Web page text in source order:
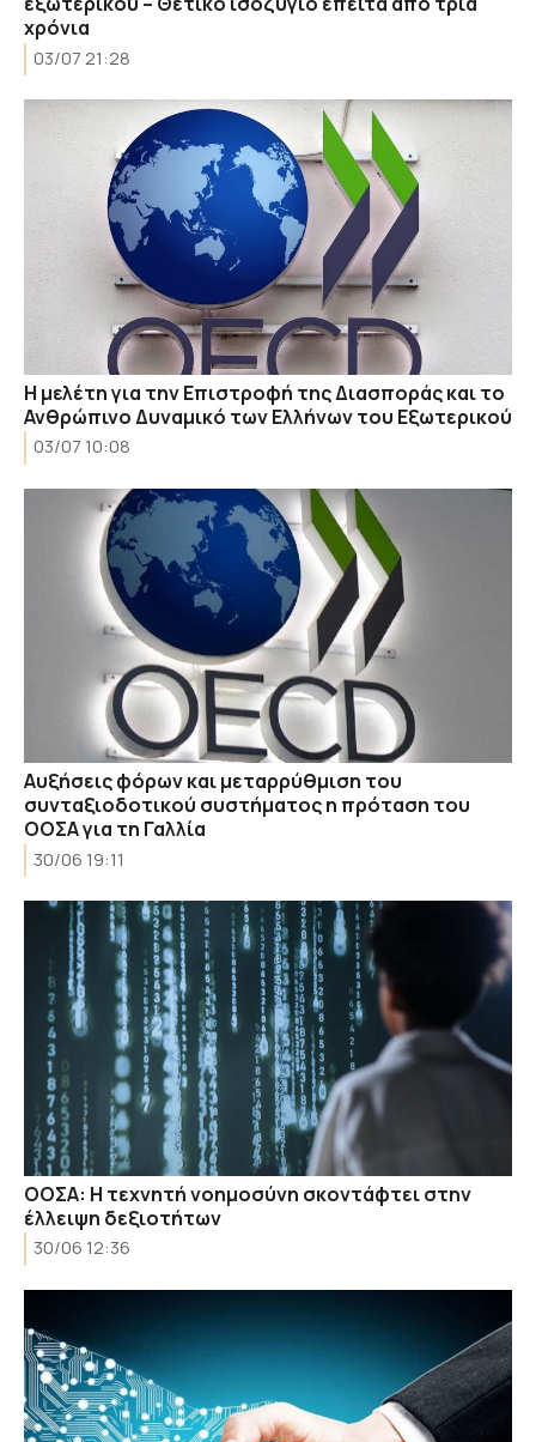
χρόνια
03/07 21:28
Η μελέτη για την Επιστροφή της Διασποράς και το
Ανθρώπινο Δυναμικό των Ελλήνων του Εξωτερικού
03/07 10:08
Αυξήσεις φόρων και μεταρρύθμιση του
συνταξιοδοτικού συστήματος η πρόταση του
ΟΟΣΑ για τη Γαλλία
30/06 19:11
ΟΟΣΑ: Η τεχνητή νοημοσύνη σκοντάφτει στην
έλλειψη δεξιοτήτων
30/06 12:36